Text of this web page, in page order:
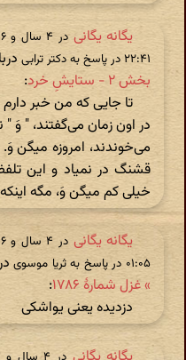
یگانه یگانی
۲۲:۴۱ در پاسخ به دکتر ترابی
بخش ۲ - ستایشِ خرد
:
تا جایی که من خبر
در اون زمان می‌گفتند، ‌‌" وَ
می‌خوندند، امروزه میگن
قشنگ در نمیاد و این
خیلی کم میگن وَ، مگه
یگانه یگانی
۰۱:۰۵ در پاسخ به ثریا موسوی
» غزل شمارهٔ ۱۷۸۶
:
دزدیده یعنی یواشکی